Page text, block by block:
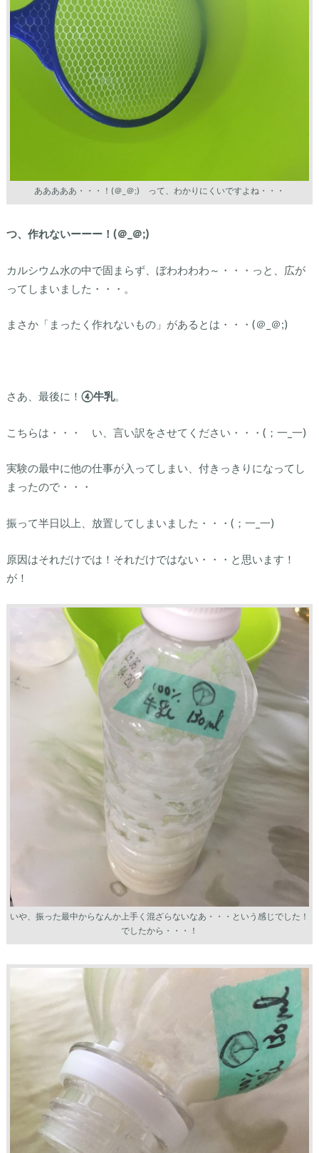
あああああ・・・！(＠_＠;) って、わかりにくいですよね・・・
つ、作れないーーー！(＠_＠;)
カルシウム水の中で固まらず、ぼわわわわ～・・・っと、広が
ってしまいました・・・。
まさか「まったく作れないもの」があるとは・・・(＠_＠;)
さあ、最後に！ ④牛乳。
こちらは・・・ い、言い訳をさせてください・・・(；一_一)
実験の最中に他の仕事が入ってしまい、付きっきりになってし
まったので・・・
振って半日以上、放置してしまいました・・・(；一_一)
原因はそれだけでは！それだけではない・・・と思います！
が！
いや、振った最中からなんか上手く混ざらないなあ・・・という感じでした！
でしたから・・・！